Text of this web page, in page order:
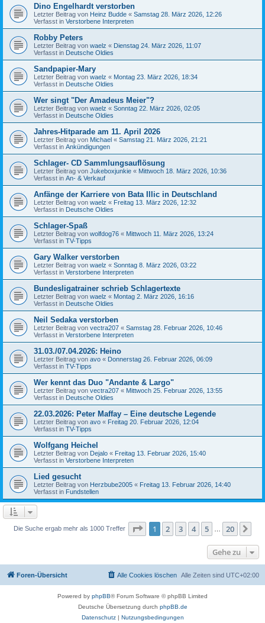
Dino Engelhardt verstorben
Letzter Beitrag von Heinz Budde « Samstag 28. März 2026, 12:26
Verfasst in Verstorbene Interpreten
Robby Peters
Letzter Beitrag von waelz « Dienstag 24. März 2026, 11:07
Verfasst in Deutsche Oldies
Sandpapier-Mary
Letzter Beitrag von waelz « Montag 23. März 2026, 18:34
Verfasst in Deutsche Oldies
Wer singt "Der Amadeus Meier"?
Letzter Beitrag von waelz « Sonntag 22. März 2026, 02:05
Verfasst in Deutsche Oldies
Jahres-Hitparade am 11. April 2026
Letzter Beitrag von Michael « Samstag 21. März 2026, 21:21
Verfasst in Ankündigungen
Schlager- CD Sammlungsauflösung
Letzter Beitrag von Jukeboxjunkie « Mittwoch 18. März 2026, 10:36
Verfasst in An- & Verkauf
Anfänge der Karriere von Bata Illic in Deutschland
Letzter Beitrag von waelz « Freitag 13. März 2026, 12:32
Verfasst in Deutsche Oldies
Schlager-Spaß
Letzter Beitrag von wolfdog76 « Mittwoch 11. März 2026, 13:24
Verfasst in TV-Tipps
Gary Walker verstorben
Letzter Beitrag von waelz « Sonntag 8. März 2026, 03:22
Verfasst in Verstorbene Interpreten
Bundesligatrainer schrieb Schlagertexte
Letzter Beitrag von waelz « Montag 2. März 2026, 16:16
Verfasst in Deutsche Oldies
Neil Sedaka verstorben
Letzter Beitrag von vectra207 « Samstag 28. Februar 2026, 10:46
Verfasst in Verstorbene Interpreten
31.03./07.04.2026: Heino
Letzter Beitrag von avo « Donnerstag 26. Februar 2026, 06:09
Verfasst in TV-Tipps
Wer kennt das Duo "Andante & Largo"
Letzter Beitrag von vectra207 « Mittwoch 25. Februar 2026, 13:55
Verfasst in Deutsche Oldies
22.03.2026: Peter Maffay – Eine deutsche Legende
Letzter Beitrag von avo « Freitag 20. Februar 2026, 12:04
Verfasst in TV-Tipps
Wolfgang Heichel
Letzter Beitrag von Dejalo « Freitag 13. Februar 2026, 15:40
Verfasst in Verstorbene Interpreten
Lied gesucht
Letzter Beitrag von Herzbube2005 « Freitag 13. Februar 2026, 14:40
Verfasst in Fundstellen
Die Suche ergab mehr als 1000 Treffer Seite 1von 20
1 2 3 4 5 20
Gehe zu
Foren-Übersicht Alle Zeiten sind UTC+02:00
Alle Cookies löschen
Powered by phpBB® Forum Software © phpBB Limited
Deutsche Übersetzung durch phpBB.de
Datenschutz| Nutzungsbedingungen